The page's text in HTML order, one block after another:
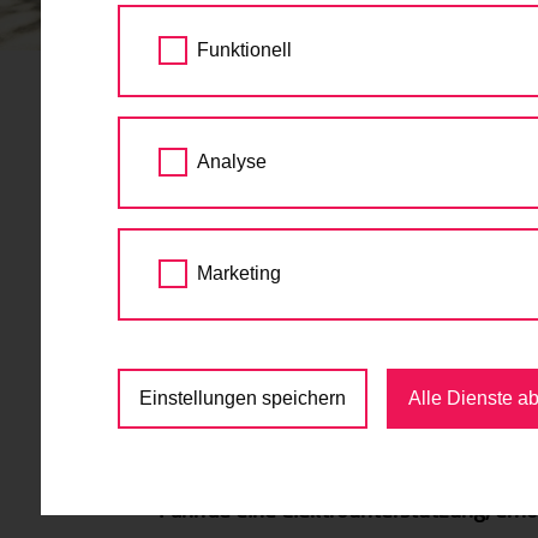
STARTSEITE AKTUELLES STADT WIEN
Stadt Wien plant
Transportfahrrädern
25.01.2017
Lastenräder, die kostenlos genutzt werden
Fahrrad eine Elektrounterstützung,
Funktionell
Analyse
Marketing
Einstellungen speichern Alle Dienste